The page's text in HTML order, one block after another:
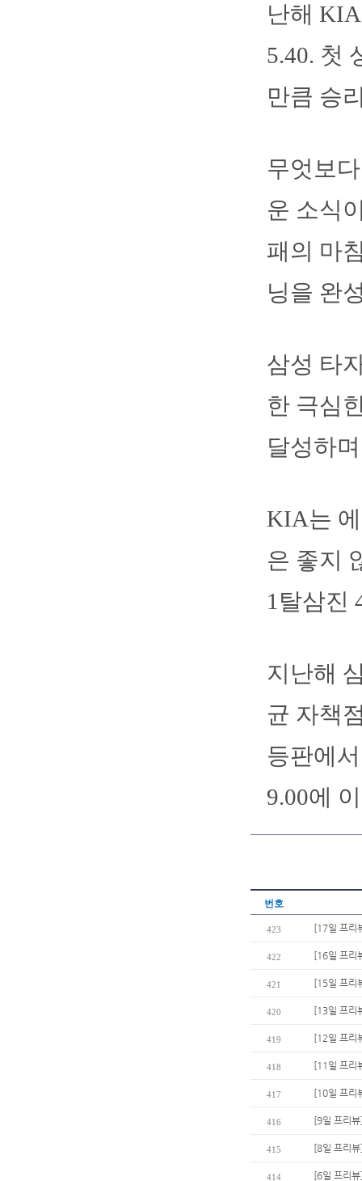
난해
5.40. 첫
만큼 승
무엇보
운 소식
패의 마
닝을 완
삼성 타
한 극심
달성하
KIA는
은 좋지
1탈삼진
지난해
균 자책
등판에
9.00에
번호
423 [17일 프리
422 [16일 프리
421 [15일 프리
420 [13일 프리
419 [12일 프리
418 [11일 프리
417 [10일 프리
416 [9일 프리
415 [8일 프리
414 [6일 프리